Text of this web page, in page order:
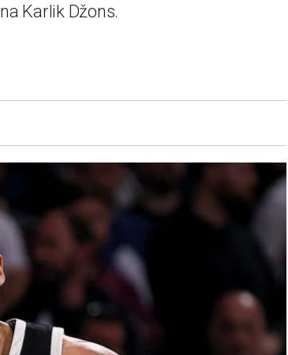
Karlik Džons.